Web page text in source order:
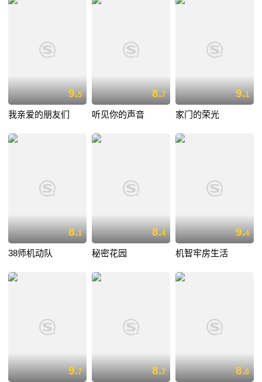
9.5
我亲爱的朋友们
8.7
听见你的声音
9.1
家门的荣光
8.1
38师机动队
8.4
秘密花园
9.4
机智牢房生活
9.7 8.7 8.6